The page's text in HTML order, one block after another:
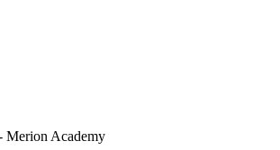
Academy